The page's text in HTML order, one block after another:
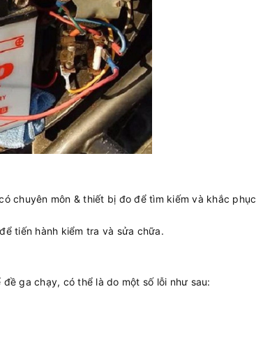
chuyên môn & thiết bị đo để tìm kiếm và khắc phục
tiến hành kiểm tra và sửa chữa.
ga chạy, có thể là do một số lỗi như sau: